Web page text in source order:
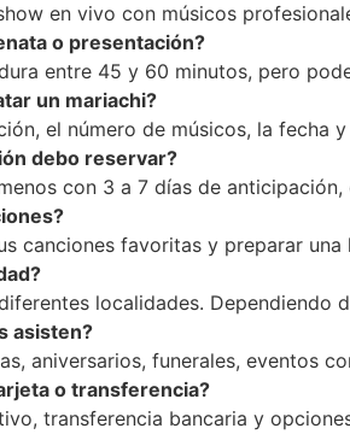
en vivo con músicos
o presentación?
entre 45 y 60 minutos, pero
un mariachi?
el número de músicos, la
debo reservar?
con 3 a 7 días de
canciones favoritas y preparar
localidades. Dependiendo
asisten?
aniversarios, funerales, eventos
o transferencia?
transferencia bancaria y